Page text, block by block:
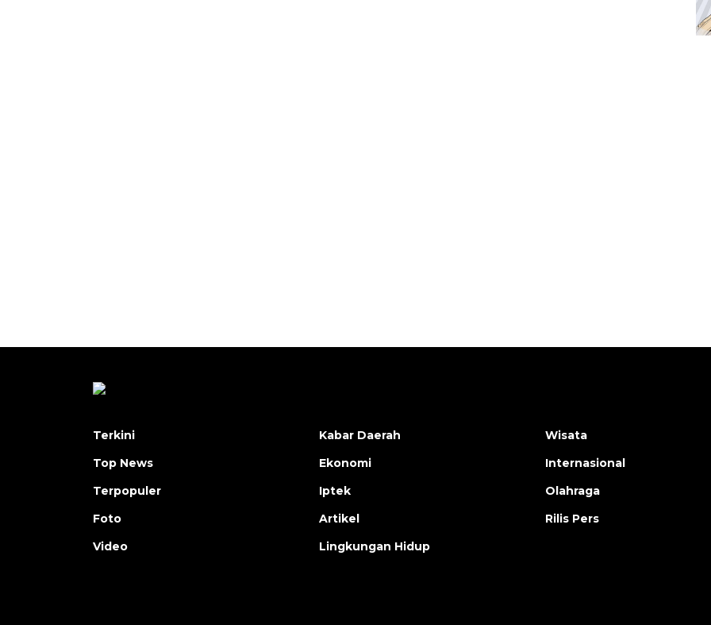
Terkini
Top News
Terpopuler
Foto
Video
Kabar Daerah
Ekonomi
Iptek
Artikel
Lingkungan Hidup
Wisata
Internasional
Olahraga
Rilis Pers